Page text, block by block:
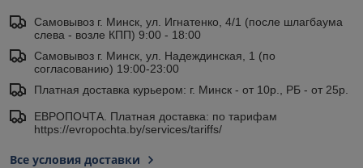
Самовывоз г. Минск, ул. Игнатенко, 4/1 (после шлагбаума
слева - возле КПП) 9:00 - 18:00
Самовывоз г. Минск, ул. Надеждинская, 1 (по
согласованию) 19:00-23:00
Платная доставка курьером: г. Минск - от 10р., РБ - от 25р.
ЕВРОПОЧТА. Платная доставка: по тарифам
https://evropochta.by/services/tariffs/
Все условия доставки